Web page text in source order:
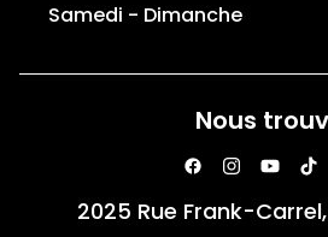
Samedi - Dimanche
Nous
2025 Rue Frank-